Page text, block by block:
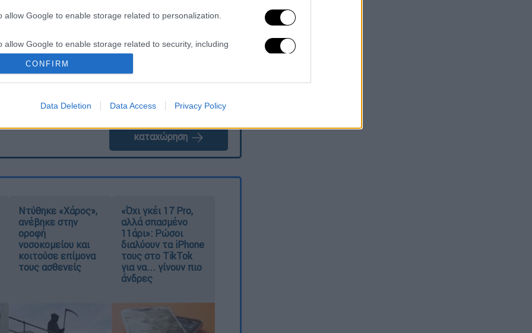
allow Google to enable storage related to personalization.
allow Google to enable storage related to security, including
functionality and fraud prevention, and other user protection.
CONFIRM
Data Deletion Data Access Privacy Policy
ΕΘΝΟΣ θα παρεμβαίνει και τα προσβλητικά σχόλια θα
καταχώρηση
Ντύθηκε «Χάρος»,
ανέβηκε στην
οροφή
νοσοκομείου και
κοιτούσε επίμονα
τους ασθενείς
«Όχι γκέι 17 Pro,
αλλά σπασμένο
11άρι»: Ρώσοι
διαλύουν τα iPhone
τους στο TikTok
για να... γίνουν πιο
άνδρες